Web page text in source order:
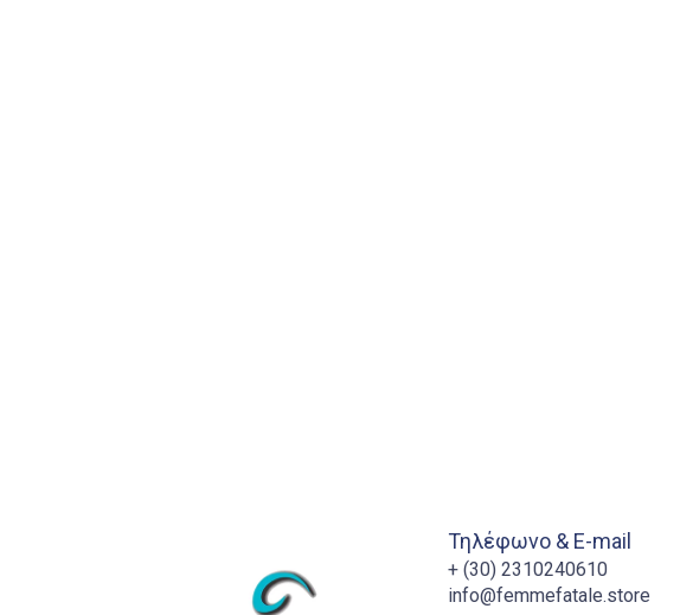
Τηλέφωνο & E-mail
+ (30) 2310240610
info@femmefatale.store